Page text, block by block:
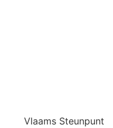
Vlaams Steunpunt